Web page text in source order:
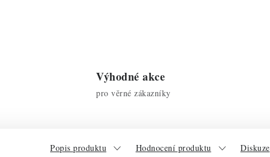
Výhodné akce
pro věrné zákazníky
Popis produktu Hodnocení produktu Diskuze